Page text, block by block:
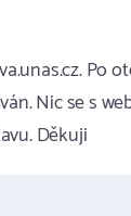
Po
Nic se s
Děkuji